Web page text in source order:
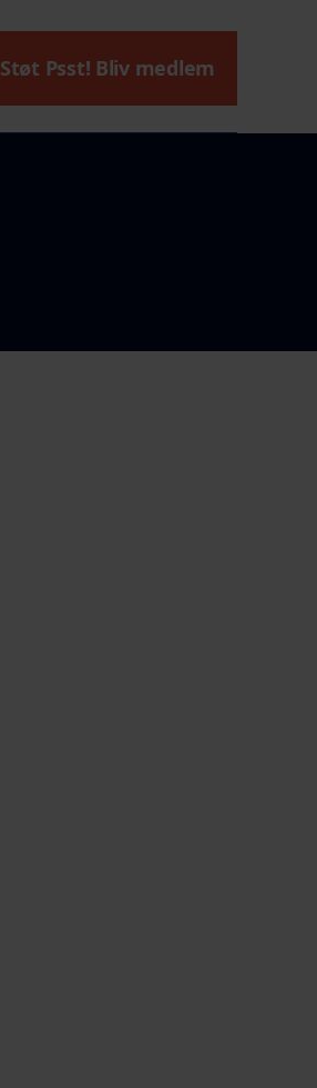
Støt Psst! Bliv medlem